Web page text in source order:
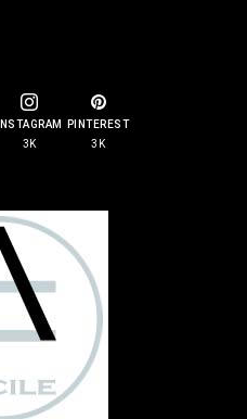
INSTAGRAM
3K
PINTEREST
3K